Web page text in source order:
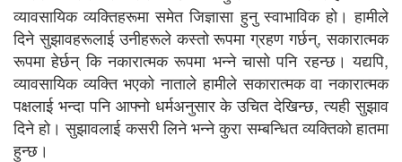
व्यावसायिक व्यक्तिहरूमा समेत जिज्ञासा हुनु स्वाभाविक हो। हामीले
दिने सुझावहरूलाई उनीहरूले कस्तो रूपमा ग्रहण गर्छन्, सकारात्मक
रूपमा हेर्छन् कि नकारात्मक रूपमा भन्ने चासो पनि रहन्छ। यद्यपि,
व्यावसायिक व्यक्ति भएको नाताले हामीले सकारात्मक वा नकारात्मक
पक्षलाई भन्दा पनि आफ्नो धर्मअनुसार के उचित देखिन्छ, त्यही सुझाव
दिने हो। सुझावलाई कसरी लिने भन्ने कुरा सम्बन्धित व्यक्तिको हातमा
हुन्छ।